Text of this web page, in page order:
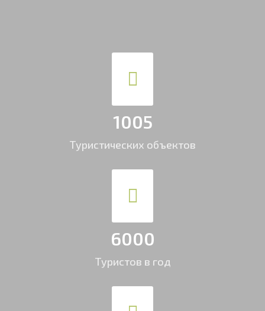
1005
Туристических объектов
6000
Туристов в год